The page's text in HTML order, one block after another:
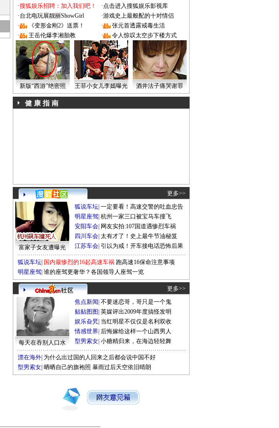
·搜狐娱乐招聘：加入我们吧！ ·点击进入搜狐娱乐影视库
·台北电玩展靓丽ShowGirl ·游戏史上最般配的十对情侣
·
《变形金刚2》送票！ ·
张元首透露戒毒生活
·
王岳伦爆李湘胎教 · 令人惊叹太空步下楼方式
新版“西游”绝密照 王菲小女儿李嫣曝光 酒井法子痛哭谢罪
健 康 指 南
更多>>
富家子女友遭曝光
狐说车坛 一定要看！高速交警的吐血忠告
明星座驾 杭州一家三口被宝马车撞飞
安阳车会 网友实拍:107国道遇惨烈车祸
四川车会 太有才了！史上最牛节油秘笈
江苏车会 引以为戒！开车接电话恐怖后果
狐说车坛 国内最惨烈的16起高速车祸 跑高速16保命注意事项
明星座驾 谁的座驾更奢华？各国领导人座驾一览
更多>>
每天在吞别人口水
焦点新闻 不要迷恋哥，哥只是一个鬼
贴贴图图 英媒评出2009年度搞怪发明
娱乐旮旯 当红明星不仅仅是名利双收
情感世界 后悔嫁给这样一个山西男人
型男索女 小糖精归来，在海边轻轻舞
漂在海外 为什么出过国的人回来之后都会说中国不好
型男索女 晒晒自己的旗袍照 暴雨过后天空依旧晴朗